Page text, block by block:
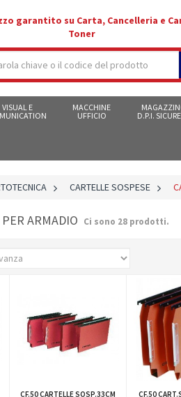
garantito su Carta, Cancelleria e
Toner
VISUAL E
MACCHINE
UFFICIO
D.P.I.
> CARTELLE SOSPESE >
ARMADIO Ci sono 28 prodotti.
CF.50 CARTELLE SOSP.33CM
CF.50